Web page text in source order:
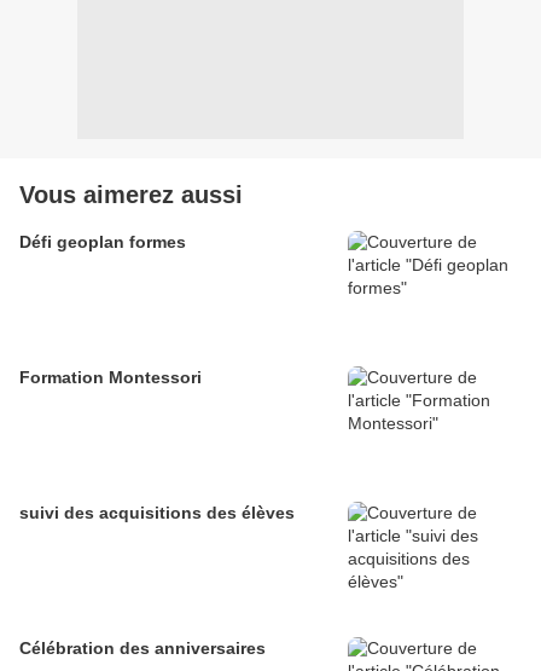
Vous aimerez aussi
Défi geoplan formes
Formation Montessori
suivi des acquisitions des élèves
Célébration des anniversaires